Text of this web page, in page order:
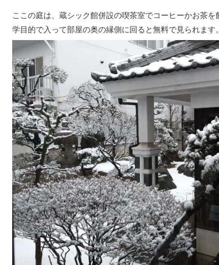
ここの庭は、蔵シック館併設の喫茶室でコーヒーかお茶
学目的で入って部屋の奥の縁側に回ると無料で見られます